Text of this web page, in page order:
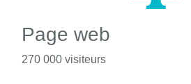
Page web
270 000 visiteurs